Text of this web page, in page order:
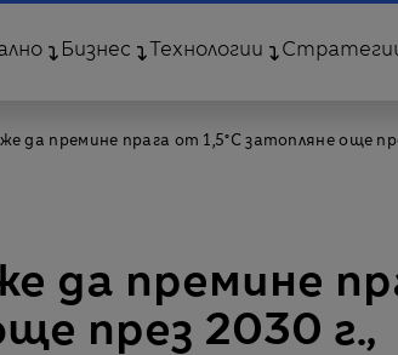
Бизнес Технологии
да премине прага от 1,5°C затопляне още
да премине
през 2030 г.,